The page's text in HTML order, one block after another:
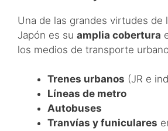
Una de las grandes virtudes de
Japón es su amplia cobertura
los medios de transporte
Trenes urbanos (JR e
Líneas de metro
Autobuses
Tranvías y funiculares